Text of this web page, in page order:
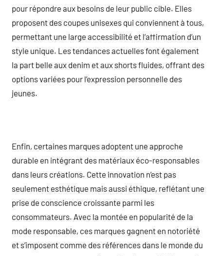
pour répondre aux besoins de leur public cible. Elles
proposent des coupes unisexes qui conviennent à tous,
permettant une large accessibilité et l’affirmation d’un
style unique. Les tendances actuelles font également
la part belle aux denim et aux shorts fluides, offrant des
options variées pour l’expression personnelle des
jeunes.
Enfin, certaines marques adoptent une approche
durable en intégrant des matériaux éco-responsables
dans leurs créations. Cette innovation n’est pas
seulement esthétique mais aussi éthique, reflétant une
prise de conscience croissante parmi les
consommateurs. Avec la montée en popularité de la
mode responsable, ces marques gagnent en notoriété
et s’imposent comme des références dans le monde du